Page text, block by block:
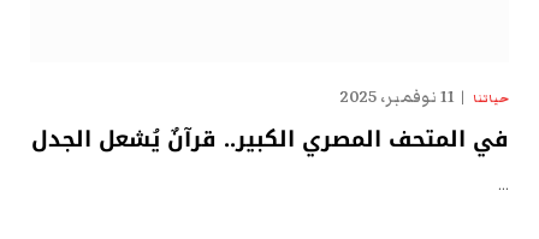
حياتنا 11 نوفمبر، 2025
في المتحف المصري الكبير.. قرآنٌ يُشعل الجدل
…